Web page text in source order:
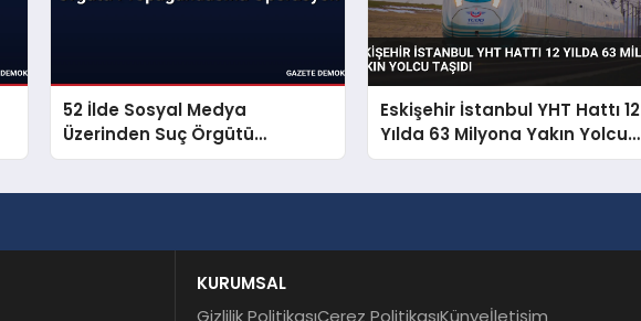
52 İlde Sosyal Medya
Üzerinden Suç Örgütü
Propagandasına Operasyon
Eskişehir İstanbul YHT Hattı 12
Yılda 63 Milyona Yakın Yolcu
Taşıdı
KURUMSAL
Gizlilik PolitikasıÇerez PolitikasıKünyeİletişim